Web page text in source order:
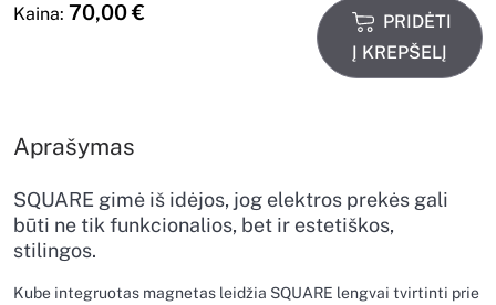
Kaina: 70,00€
PRIDĖTI
Į KREPŠELĮ
Aprašymas
SQUARE gimė iš idėjos, jog elektros prekės gali
būti ne tik funkcionalios, bet ir estetiškos,
stilingos.
Kube integruotas magnetas leidžia SQUARE lengvai tvirtinti prie